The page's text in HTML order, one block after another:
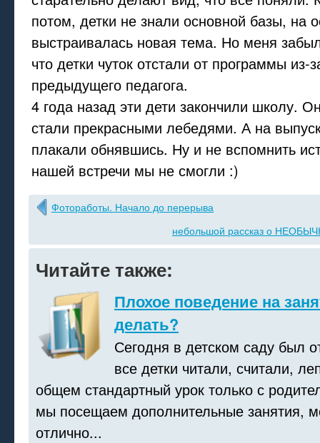
потом, детки не знали основной базы, на
выстраивалась новая тема. Но меня
что детки чуток отстали от программы из-
предыдущего педагога.
4 года назад эти дети закончили школу.
стали прекрасными лебедями. А на
плакали обнявшись. Ну и не вспомнить
нашей встречи мы не смогли :)
Фотоработы. Начало до перерыва
небольшой рассказ о
Читайте также:
Плохое поведение на
делать?
Сегодня в детском саду был
все детки читали, считали,
общем стандартный урок только с
мы посещаем дополнительные занятия,
отлично...